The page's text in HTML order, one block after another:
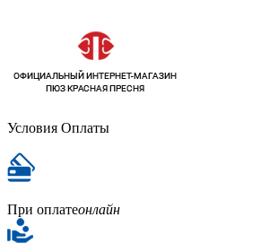
Условия Оплаты
При оплатеонлайн